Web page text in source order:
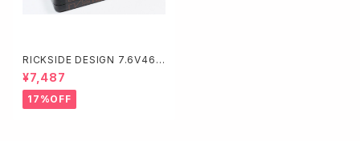
RICKSIDE DESIGN 7.6V460
0mAh 180C Li-HV 1Sサイズ
¥7,487
17%OFF